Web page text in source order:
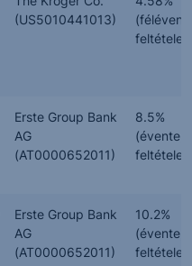
(US5010441013)
Erste Group Bank
AG
(AT0000652011)
8.5%
(évente,
Erste Group Bank
AG
(AT0000652011)
10.2%
(évente,